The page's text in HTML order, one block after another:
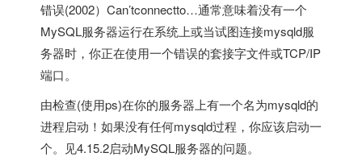
错误(2002）Can’tconnectto…通常意味着没有一个
MySQL服务器运行在系统上或当试图连接mysqld服
务器时，你正在使用一个错误的套接字文件或TCP/IP
端口。
由检查(使用ps)在你的服务器上有一个名为mysqld的
进程启动！如果没有任何mysqld过程，你应该启动一
个。见4.15.2启动MySQL服务器的问题。